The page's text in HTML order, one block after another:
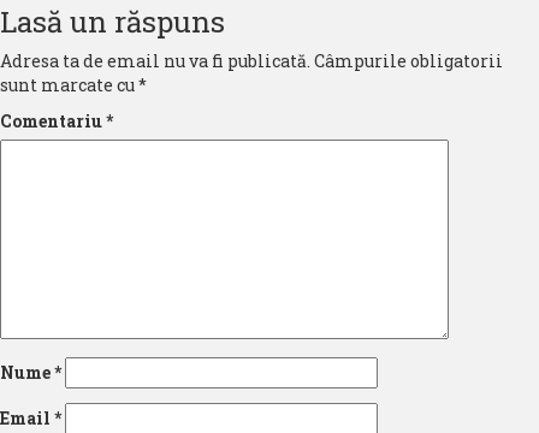
Lasă un răspuns
Adresa ta de email nu va fi publicată. Câmpurile obligatorii
sunt marcate cu*
Comentariu*
Nume*
Email *